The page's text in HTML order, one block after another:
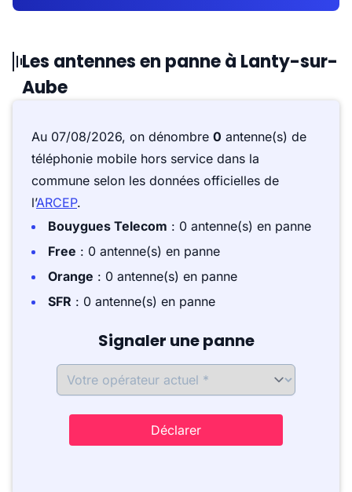
Les antennes en panne à Lanty-sur-
Aube
Au 07/08/2026, on dénombre 0 antenne(s) de
téléphonie mobile hors service dans la
commune selon les données officielles de
l’ARCEP.
Bouygues Telecom : 0 antenne(s) en panne
Free : 0 antenne(s) en panne
Orange : 0 antenne(s) en panne
SFR : 0 antenne(s) en panne
Signaler une panne
Déclarer